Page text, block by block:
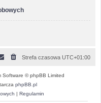
Strefa czasowa UTC+01:00
Software © phpBB Limited
phpBB.pl
| Regulamin